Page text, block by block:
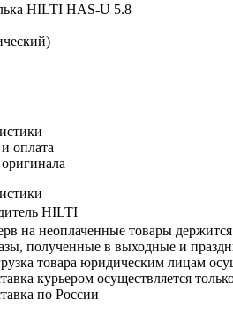
HILTI HAS-U 5.8
оплата
HILTI
на неоплаченные товары
полученные в выходные и
товара юридическим лицам
курьером осуществляется
по России